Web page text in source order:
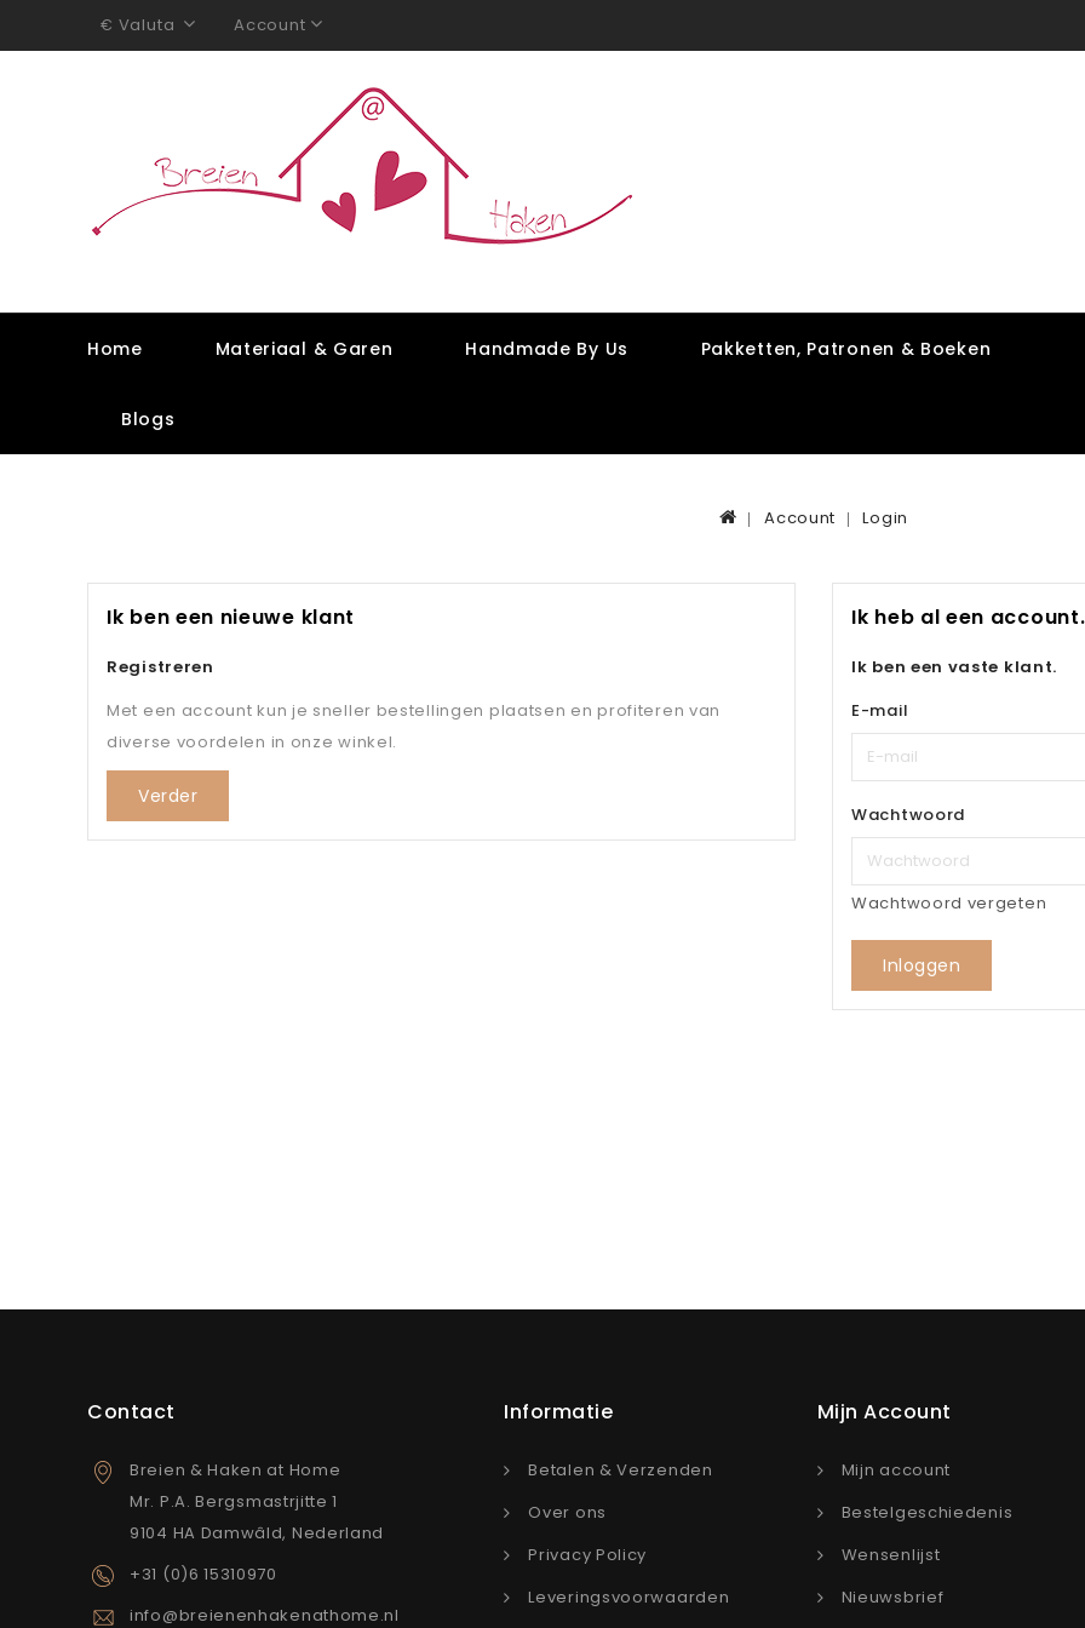
€ Valuta Account
Home Materiaal & Garen Handmade By Us Pakketten, Patronen & Boeken
Blogs
Account Login
Ik ben een nieuwe klant
Registreren
Met een account kun je sneller bestellingen plaatsen en profiteren van
diverse voordelen in onze winkel.
Verder
Ik heb al een account.
Ik ben een vaste klant.
E-mail
Wachtwoord
Wachtwoord vergeten
Contact
Breien & Haken at Home
Mr. P.A. Bergsmastrjitte 1
9104 HA Damwâld, Nederland
+31 (0)6 15310970
info@breienenhakenathome.nl
Informatie
Betalen & Verzenden
Over ons
Privacy Policy
Leveringsvoorwaarden
Mijn Account
Mijn account
Bestelgeschiedenis
Wensenlijst
Nieuwsbrief